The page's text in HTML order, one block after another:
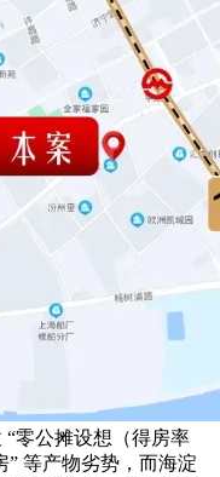
零公摊设想（得房率
” 等产物劣势，而海淀